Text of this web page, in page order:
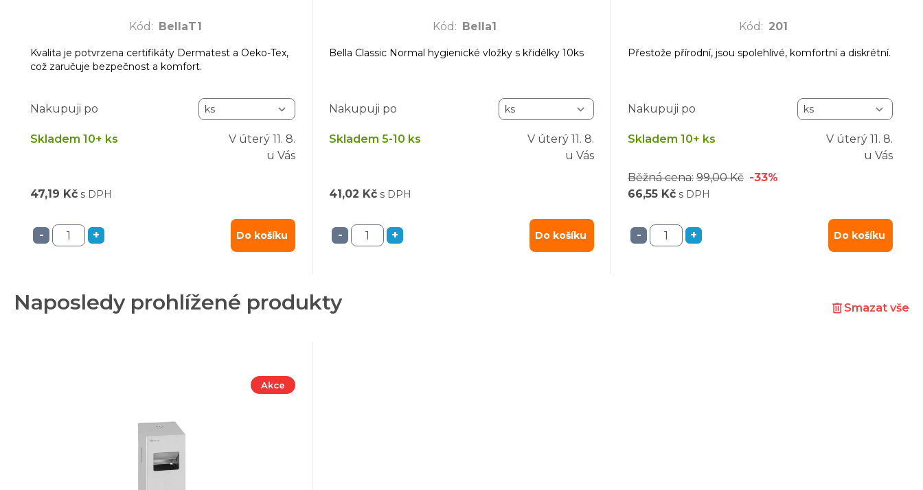
Kód : BellaT1
Kvalita je potvrzena certifikáty Dermatest a Oeko-Tex,
což zaručuje bezpečnost a komfort.
Nakupuji po
Skladem 10+ ks V úterý 11. 8.
u Vás
47,19 Kč s DPH
- + Do košíku
Kód : Bella1
Bella Classic Normal hygienické vložky s křidélky 10ks
Nakupuji po
Skladem 5-10 ks V úterý 11. 8.
u Vás
41,02 Kč s DPH
- + Do košíku
Kód : 201
Přestože přírodní, jsou spolehlivé, komfortní a diskrétní.
Nakupuji po
Skladem 10+ ks V úterý 11. 8.
u Vás
Běžná cena: 99,00 Kč -33%
66,55 Kč s DPH
- + Do košíku
Naposledy prohlížené produkty Smazat vše
Akce